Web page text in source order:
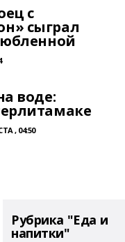
с
сыграл
воде:
, 04:50
Рубрика "Еда и
напитки"